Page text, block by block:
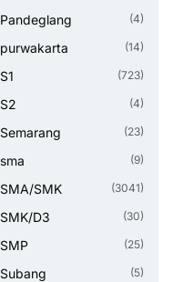
Pandeglang (4)
purwakarta (14)
S1 (723)
S2 (4)
Semarang (23)
sma (9)
SMA/SMK (3041)
SMK/D3 (30)
SMP (25)
Subang (5)